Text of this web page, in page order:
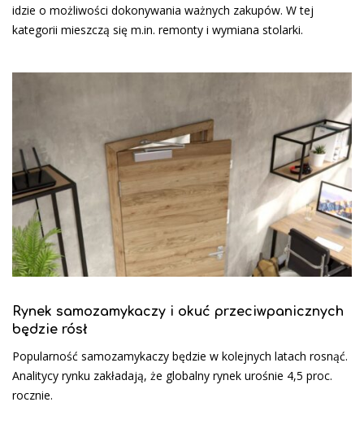
idzie o możliwości dokonywania ważnych zakupów. W tej
kategorii mieszczą się m.in. remonty i wymiana stolarki.
Rynek samozamykaczy i okuć przeciwpanicznych
będzie rósł
Popularność samozamykaczy będzie w kolejnych latach rosnąć.
Analitycy rynku zakładają, że globalny rynek urośnie 4,5 proc.
rocznie.